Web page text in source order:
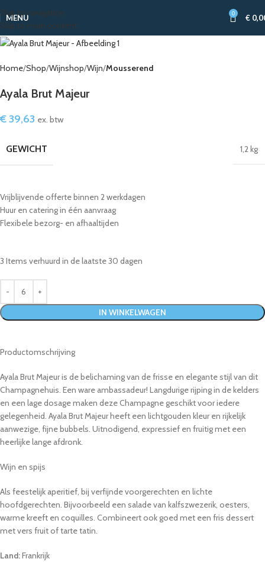
Skip to navigation
Skip to main content
MENU 0 €
Home Shop Wijnshop Wijn Mousserend
Ayala Brut Majeur
€39,63 ex. btw
GEWICHT 1,2 kg
Vrijblijvende offerte binnen 2 werkdagen
Huur en catering in één aanvraag
Flexibele bezorg- en afhaaltijden
3 Items verhuurd in de laatste 30 dagen
IN WINKELWAGEN
Productomschrijving
Ayala Brut Majeur is de belichaming van de frisse en elegante stijl van dit
Champagnehuis. Een ware ambassadeur! Langdurige rijping in de kelders
en een lage dosage maken deze Champagne geschikt voor iedere
gelegenheid. Ayala Brut Majeur heeft een lichtgouden kleur en rijkelijk
aanwezige, fijne bubbels. Uitnodigend, expressief en fruitig met een
heerlijke lange afdronk.
Wijn en spijs
Als feestelijk aperitief, bij verfijnde voorgerechten en lichte
hoofdgerechten. Bijvoorbeeld een salade van kalfszwezerik, oesters,
warme kreeft en coquilles. Combineert ook goed met een fris dessert
met vers fruit of tarte tatin.
Land:Frankrijk